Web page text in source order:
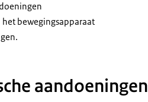
bewegingsapparaat
aandoeningen